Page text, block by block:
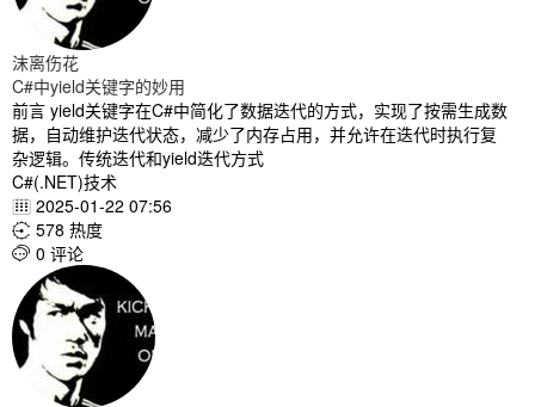
沫离伤花
C#中yield关键字的妙用
前言 yield关键字在C#中简化了数据迭代的方式，实现了按需生成数
据，自动维护迭代状态，减少了内存占用，并允许在迭代时执行复
杂逻辑。传统迭代和yield迭代方式
C#(.NET)技术
 2025-01-22 07:56
 578 热度
 0 评论